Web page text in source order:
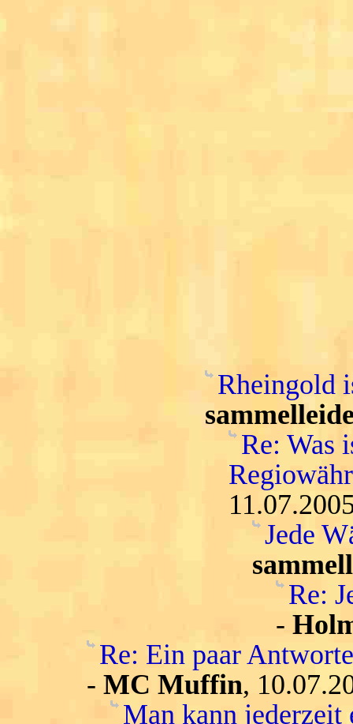
Rheingold
Re: Was
Jede
Re:
-
Re: Ein paar
- MC Muffin,
Man kann